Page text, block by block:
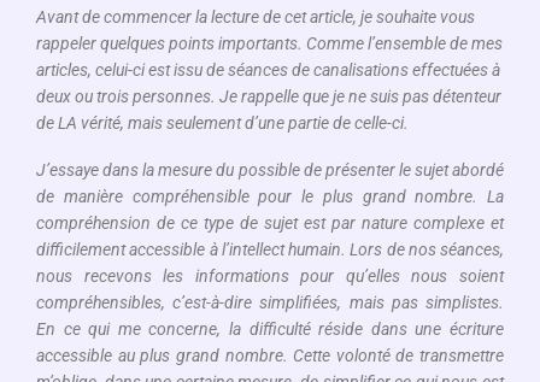
Avant de commencer la lecture de cet article, je souhaite vous
rappeler quelques points importants. Comme l’ensemble de mes
articles, celui-ci est issu de séances de canalisations effectuées à
deux ou trois personnes. Je rappelle que je ne suis pas détenteur
de LA vérité, mais seulement d’une partie de celle-ci.
J’essaye dans la mesure du possible de présenter le sujet abordé
de manière compréhensible pour le plus grand nombre. La
compréhension de ce type de sujet est par nature complexe et
difficilement accessible à l’intellect humain. Lors de nos séances,
nous recevons les informations pour qu’elles nous soient
compréhensibles, c’est-à-dire simplifiées, mais pas simplistes.
En ce qui me concerne, la difficulté réside dans une écriture
accessible au plus grand nombre. Cette volonté de transmettre